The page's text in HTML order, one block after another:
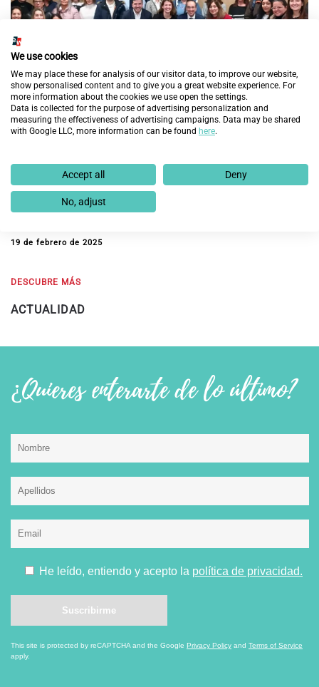
Fundación Endesa y Fundación Integra prevén
mejorar la empleabilidad de 60 personas en
exclusión social en Aragón con la nueva edición del
programa ‘Cambiando Vidas’
19 de febrero de 2025
DESCUBRE MÁS
ACTUALIDAD
¿Quieres enterarte de lo último?
He leído, entiendo y acepto la política de privacidad.
This site is protected by reCAPTCHA and the Google Privacy Policy and Terms of Service
apply.
We use cookies
We may place these for analysis of our visitor data, to improve our website,
show personalised content and to give you a great website experience. For
more information about the cookies we use open the settings.
Data is collected for the purpose of advertising personalization and
measuring the effectiveness of advertising campaigns. Data may be shared
with Google LLC, more information can be found here.
Accept all Deny
No, adjust